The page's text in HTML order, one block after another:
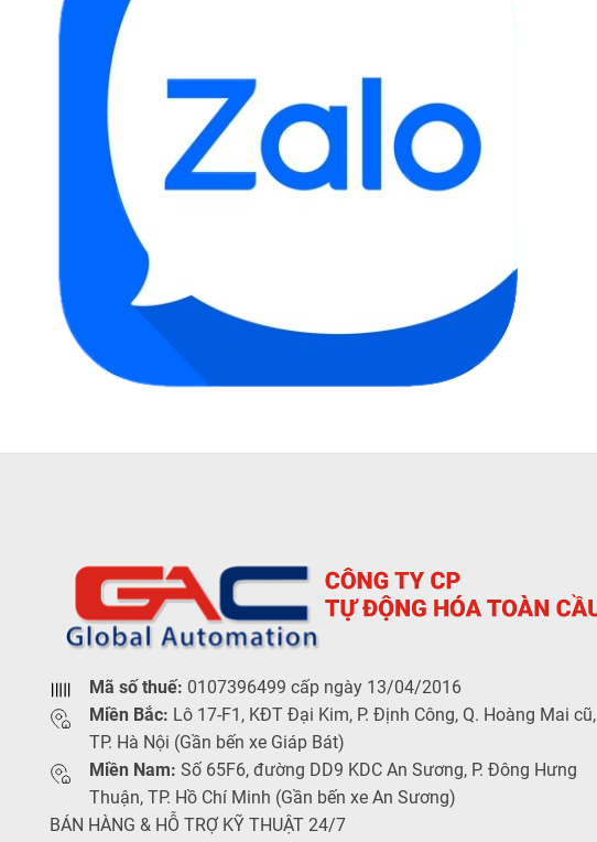
Mã số thuế: 0107396499 cấp ngày 13/04/2016
Miền Bắc: Lô 17-F1, KĐT Đại Kim, P. Định Công, Q. Hoàng Mai cũ,
TP. Hà Nội (Gần bến xe Giáp Bát)
Miền Nam: Số 65F6, đường DD9 KDC An Sương, P. Đông Hưng
Thuận, TP. Hồ Chí Minh (Gần bến xe An Sương)
BÁN HÀNG & HỖ TRỢ KỸ THUẬT 24/7